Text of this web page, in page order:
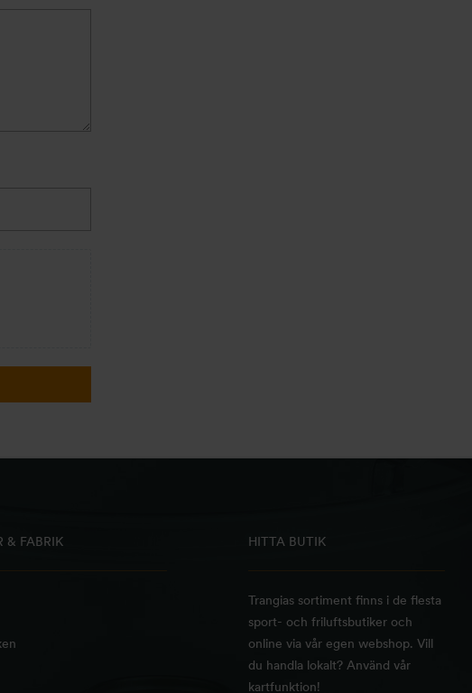
& FABRIK HITTA BUTIK
Trangias sortiment finns i de flesta
sport- och friluftsbutiker och
online via vår egen webshop. Vill
du handla lokalt? Använd vår
kartfunktion!